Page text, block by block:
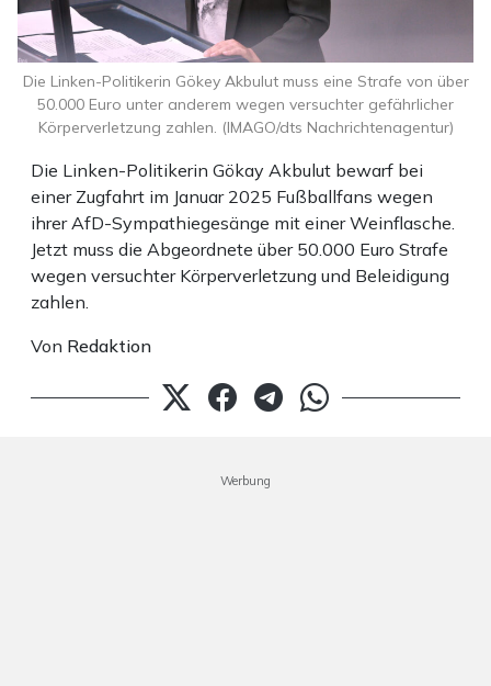
Die Linken-Politikerin Gökay Akbulut bewarf bei
einer Zugfahrt im Januar 2025 Fußballfans wegen
ihrer AfD-Sympathiegesänge mit einer Weinflasche.
Jetzt muss die Abgeordnete über 50.000 Euro Strafe
wegen versuchter Körperverletzung und Beleidigung
zahlen.
Von Redaktion
Die Linken-Politikerin Gökey Akbulut muss eine Strafe von über
50.000 Euro unter anderem wegen versuchter gefährlicher
Körperverletzung zahlen. (IMAGO/dts Nachrichtenagentur)
Werbung